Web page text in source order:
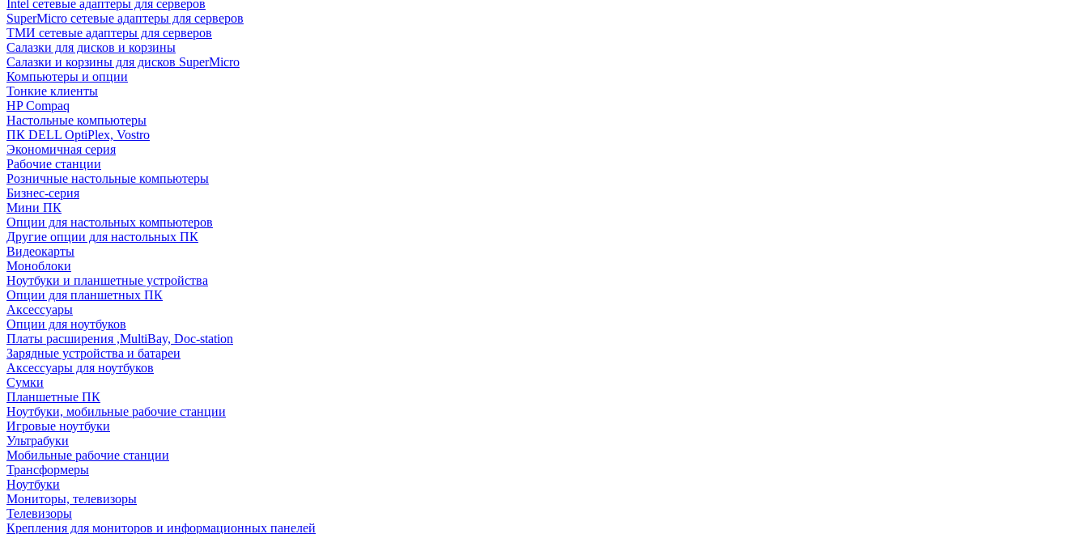
Intel сетевые адаптеры для серверов
SuperMicro сетевые адаптеры для серверов
ТМИ сетевые адаптеры для серверов
Салазки для дисков и корзины
Салазки и корзины для дисков SuperMicro
Компьютеры и опции
Тонкие клиенты
HP Compaq
Настольные компьютеры
ПК DELL OptiPlex, Vostro
Экономичная серия
Рабочие станции
Розничные настольные компьютеры
Бизнес-серия
Мини ПК
Опции для настольных компьютеров
Другие опции для настольных ПК
Видеокарты
Моноблоки
Ноутбуки и планшетные устройства
Опции для планшетных ПК
Аксессуары
Опции для ноутбуков
Платы расширения ,MultiBay, Doc-station
Зарядные устройства и батареи
Аксессуары для ноутбуков
Сумки
Планшетные ПК
Ноутбуки, мобильные рабочие станции
Игровые ноутбуки
Ультрабуки
Мобильные рабочие станции
Трансформеры
Ноутбуки
Мониторы, телевизоры
Телевизоры
Крепления для мониторов и информационных панелей